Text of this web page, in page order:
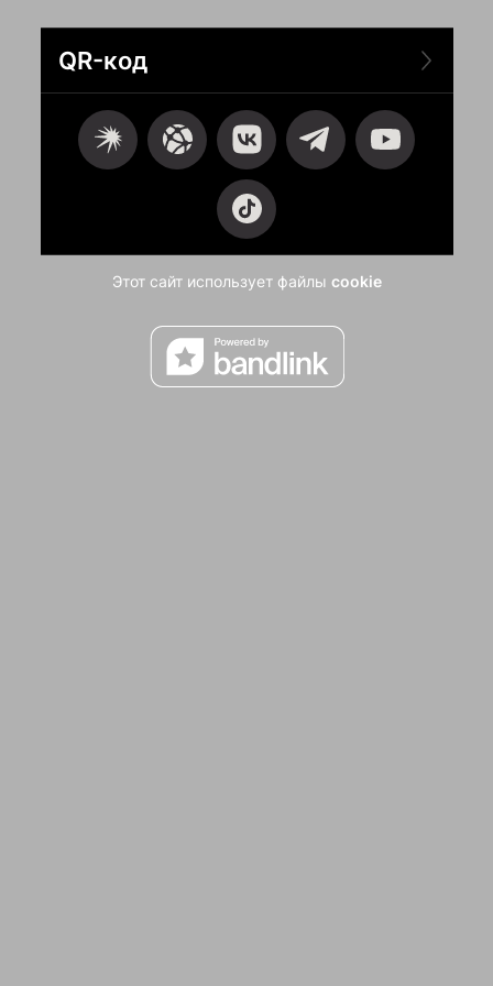
QR-код
Этот сайт использует файлы cookie